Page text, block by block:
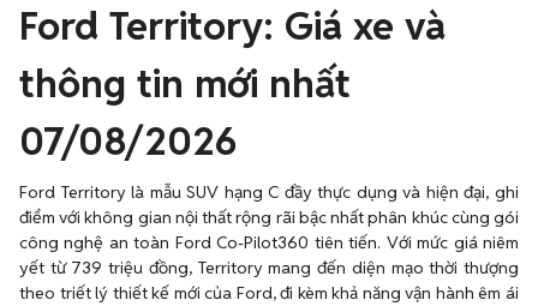
Ford Territory: Giá xe và
thông tin mới nhất
07/08/2026
Ford Territory là mẫu SUV hạng C đầy thực dụng và hiện đại, ghi
điểm với không gian nội thất rộng rãi bậc nhất phân khúc cùng gói
công nghệ an toàn Ford Co-Pilot360 tiên tiến. Với mức giá niêm
yết từ 739 triệu đồng, Territory mang đến diện mạo thời thượng
theo triết lý thiết kế mới của Ford, đi kèm khả năng vận hành êm ái